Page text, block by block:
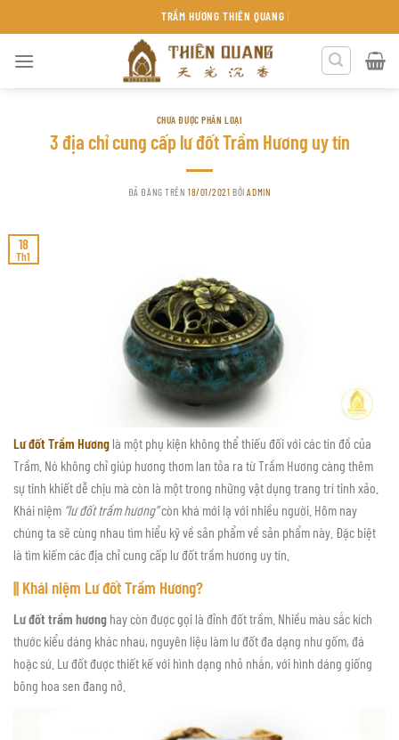
đến
TRẦM HƯƠNG THIÊN QUANG KHÁNH HÒA
CHƯA ĐƯỢC PHÂN LOẠI
3 địa chỉ cung cấp lư đốt Trầm Hương uy tín
ĐÃ ĐĂNG TRÊN18/01/2021 BỞIADMIN
18
Th1
Lư đốt Trầm Hương là một phụ kiện không thể thiếu đối với các tín đồ của
Trầm. Nó không chỉ giúp hương thơm lan tỏa ra từ Trầm Hương càng thêm
sự tinh khiết dễ chịu mà còn là một trong những vật dụng trang trí tinh xảo.
Khái niệm “lư đốt trầm hương”còn khá mới lạ với nhiều người. Hôm nay
chúng ta sẽ cùng nhau tìm hiểu kỹ về sản phẩm về sản phẩm này. Đặc biệt
là tìm kiếm các địa chỉ cung cấp lư đốt trầm hương uy tín.
|| Khái niệm Lư đốt Trầm Hương?
Lư đốt trầm hương hay còn được gọi là đỉnh đốt trầm. Nhiều màu sắc kích
thước kiểu dáng khác nhau, nguyên liệu làm lư đốt đa dạng như gốm, đá
hoặc sứ. Lư đốt được thiết kế với hình dạng nhỏ nhắn, với hình dáng giống
bông hoa sen đang nở.